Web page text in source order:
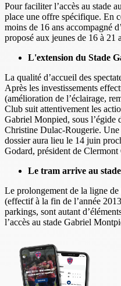
Pour faciliter l’accès au stade
place une offre spécifique. En
moins de 16 ans accompagné
proposé aux jeunes de 16 à 21
L'extension du Stade
La qualité d’accueil des
Après les investissements
(amélioration de l’éclairage,
Club suit attentivement les
Gabriel Monpied, sous l’égide
Christine Dulac-Rougerie.
dossier aura lieu le 14 juin
Godard, président de Clermont
Le tram arrive au stade
Le prolongement de la ligne
(effectif à la fin de l’année
parkings, sont autant
l’accès au stade Gabriel